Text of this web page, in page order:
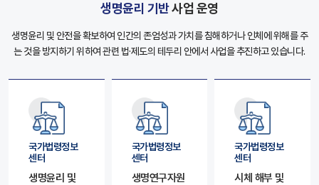
생명윤리 기반사업 운영
생명윤리 및 안전을 확보하여 인간의 존엄성과 가치를 침해하거나 인체에 위해를 주
는 것을방지하기 위하여 관련 법·제도의 테두리 안에서 사업을 추진하고 있습니다.
국가법령정보
센터
생명윤리 및
국가법령정보
센터
생명연구자원
국가법령정보
센터
시체 해부 및